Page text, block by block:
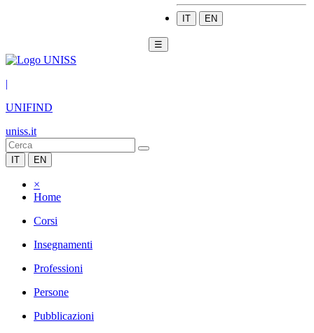
IT EN
☰
|
UNIFIND
uniss.it
IT EN
×
Home
Corsi
Insegnamenti
Professioni
Persone
Pubblicazioni